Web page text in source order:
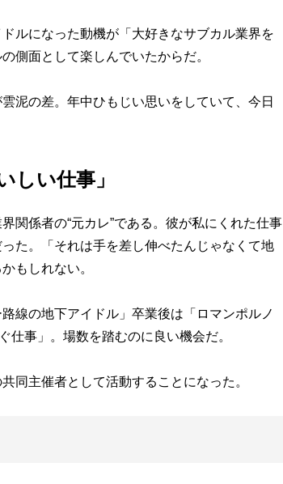
ルになった動機が「大好きなサブカル業界を
側面として楽しんでいたからだ。
泥の差。年中ひもじい思いをしていて、今日
しい仕事」
関係者の“元カレ”である。彼が私にくれた仕事
た。「それは手を差し伸べたんじゃなくて地
もしれない。
線の地下アイドル」卒業後は「ロマンポルノ
事」。場数を踏むのに良い機会だ。
同主催者として活動することになった。